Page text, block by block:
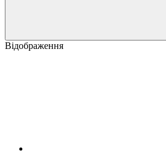
Відображення